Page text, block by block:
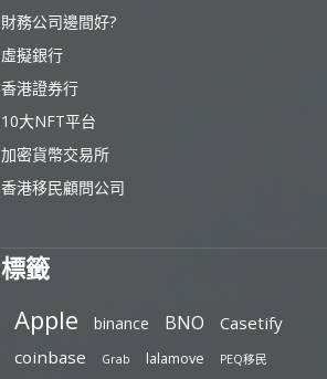
財務公司邊間好?
虛擬銀行
香港證券行
10大NFT平台
加密貨幣交易所
香港移民顧問公司
標籤
Apple binance BNO
Casetify
coinbase
Grab lalamove PEQ移民